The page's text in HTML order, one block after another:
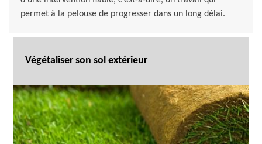
permet à la pelouse de progresser dans un long délai.
Végétaliser son sol extérieur